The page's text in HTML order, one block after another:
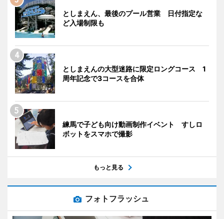
としまえん、最後のプール営業 日付指定な
ど入場制限も
としまえんの大型迷路に限定ロングコース 1
周年記念で3コースを合体
練馬で子ども向け動画制作イベント すしロ
ボットをスマホで撮影
もっと見る
フォトフラッシュ